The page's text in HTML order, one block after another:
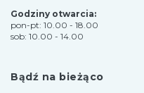
Godziny otwarcia:
pon-pt: 10.00 - 18.00
sob: 10.00 - 14.00
Bądź na bieżąco